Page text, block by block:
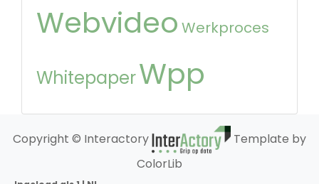
Webvideo Werkproces
WhitepaperWpp
Copyright © Interactory
Template by
ColorLib